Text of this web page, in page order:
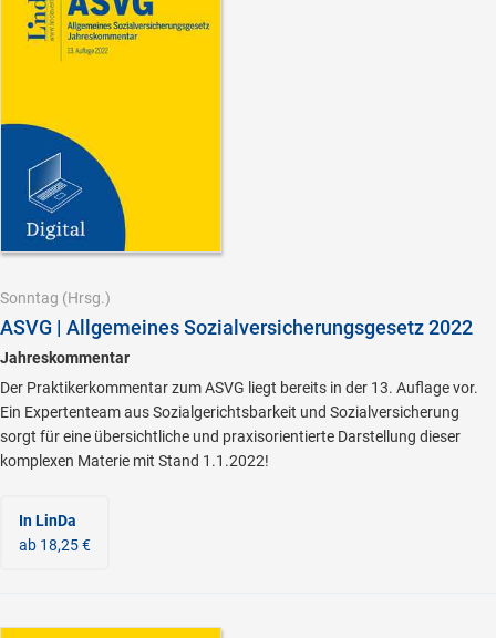
Sonntag (Hrsg.)
ASVG | Allgemeines Sozialversicherungsgesetz 2022
Jahreskommentar
Der Praktikerkommentar zum ASVG liegt bereits in der 13. Auflage vor.
Ein Expertenteam aus Sozialgerichtsbarkeit und Sozialversicherung
sorgt für eine übersichtliche und praxisorientierte Darstellung dieser
komplexen Materie mit Stand 1.1.2022!
In LinDa
ab 18,25 €